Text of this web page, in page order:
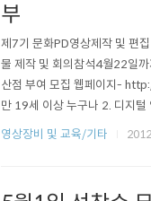
부
제7기 문화PD영상제작 및 편
물 제작 및 회의참석4월22일
산점 부여 모집 웹페이지-
만 19세 이상 누구나 2. 디지털
와 재능을 보유한 자 4. 3개월
영상장비 및 교육/기타